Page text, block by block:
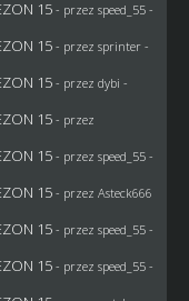
15 - przez speed_55 -
15 - przez sprinter -
15 - przez dybi -
15 - przez
15 - przez speed_55 -
15 - przez Asteck666
15 - przez speed_55 -
15 - przez speed_55 -